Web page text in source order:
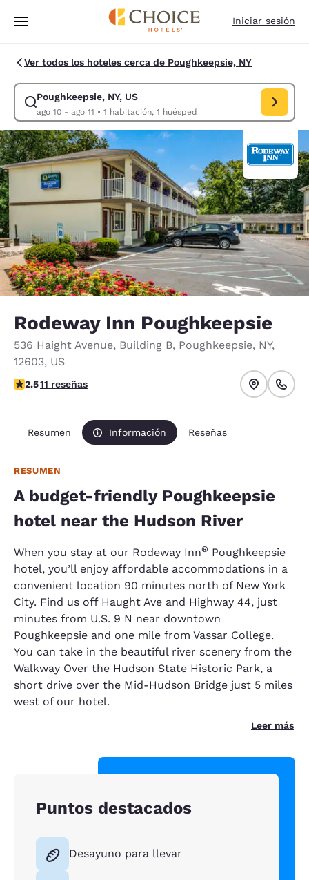
Saltar A Contenido Principal
Iniciar sesión
Ver todos los hoteles cerca de Poughkeepsie, NY
Poughkeepsie, NY, US
ago 10 - ago 11 • 1 habitación, 1 huésped
Modificar búsqueda para Poughkeepsie, NY, US. Fecha de entrada ago
Rodeway Inn Poughkeepsie
536 Haight Avenue, Building B, Poughkeepsie, NY,
12603, US
Calificación de 2.45 estrellas. Razonable.
2.511 reseñas
Resumen Información Reseñas
RESUMEN
A budget-friendly Poughkeepsie
hotel near the Hudson River
When you stay at our Rodeway Inn® Poughkeepsie
hotel, you’ll enjoy affordable accommodations in a
convenient location 90 minutes north of New York
City. Find us off Haught Ave and Highway 44, just
minutes from U.S. 9 N near downtown
Poughkeepsie and one mile from Vassar College.
You can take in the beautiful river scenery from the
Walkway Over the Hudson State Historic Park, a
short drive over the Mid-Hudson Bridge just 5 miles
west of our hotel.
Leer más
Puntos destacados
Desayuno para llevar